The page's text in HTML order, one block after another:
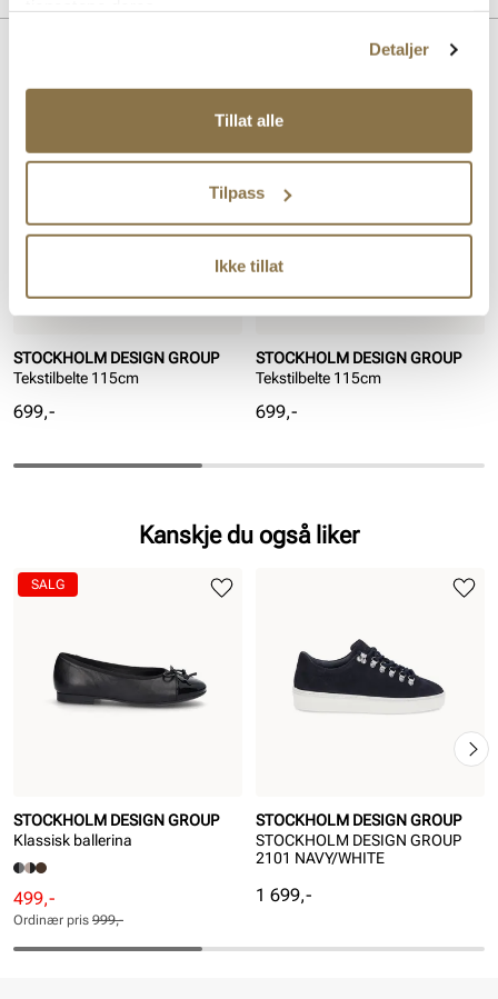
Detaljer
Tillat alle
Tilpass
Ikke tillat
STOCKHOLM DESIGN GROUP
Tekstilbelte 115cm
Pris
699,-
STOCKHOLM DESIGN GROUP
Tekstilbelte 115cm
Pris
699,-
Kanskje du også liker
STOCKHOLM DESIGN GROUP
Klassisk ballerina
Rabattert
pris
Pris
499,-
Ordinær
pris
Pris
Ordinær pris 999,-
SALG
STOCKHOLM DESIGN GROUP
STOCKHOLM DESIGN GROUP
2101 NAVY/WHITE
Pris
1 699,-